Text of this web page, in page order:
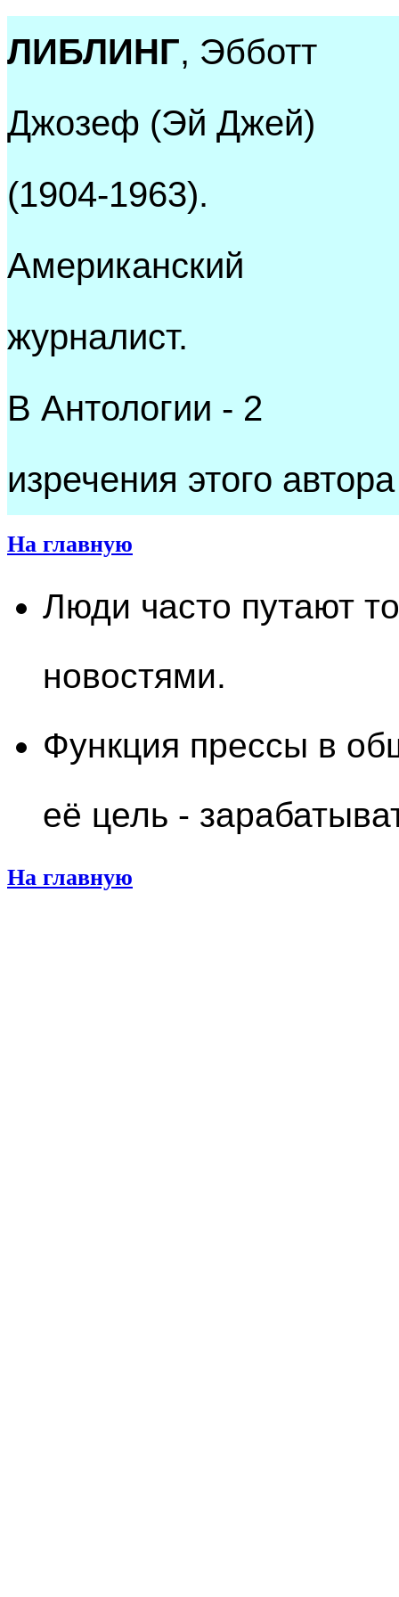
ЛИБЛИНГ, Эбботт
Джозеф (Эй Джей)
(1904-1963).
Американский
журналист.
В Антологии - 2
изречения этого автора
На главную
Люди часто путают
новостями.
Функция прессы в
её цель -
На главную